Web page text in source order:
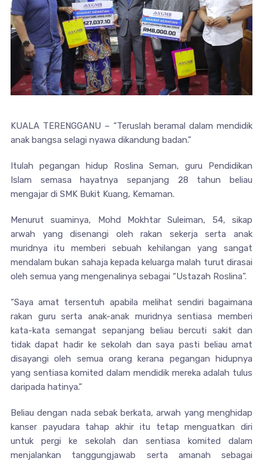
KUALA TERENGGANU – “Teruslah beramal dalam mendidik
anak bangsa selagi nyawa dikandung badan.”
Itulah pegangan hidup Roslina Seman, guru Pendidikan
Islam semasa hayatnya sepanjang 28 tahun beliau
mengajar di SMK Bukit Kuang, Kemaman.
Menurut suaminya, Mohd Mokhtar Suleiman, 54, sikap
arwah yang disenangi oleh rakan sekerja serta anak
muridnya itu memberi sebuah kehilangan yang sangat
mendalam bukan sahaja kepada keluarga malah turut dirasai
oleh semua yang mengenalinya sebagai “Ustazah Roslina”.
“Saya amat tersentuh apabila melihat sendiri bagaimana
rakan guru serta anak-anak muridnya sentiasa memberi
kata-kata semangat sepanjang beliau bercuti sakit dan
tidak dapat hadir ke sekolah dan saya pasti beliau amat
disayangi oleh semua orang kerana pegangan hidupnya
yang sentiasa komited dalam mendidik mereka adalah tulus
daripada hatinya.”
Beliau dengan nada sebak berkata, arwah yang menghidap
kanser payudara tahap akhir itu tetap menguatkan diri
untuk pergi ke sekolah dan sentiasa komited dalam
menjalankan tanggungjawab serta amanah sebagai